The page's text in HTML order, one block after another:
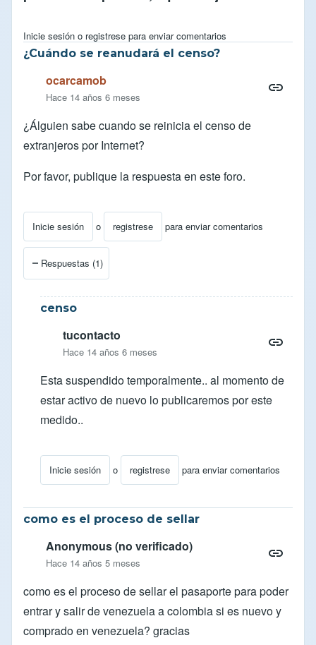
Inicie sesión o registrese para enviar comentarios
¿Cuándo se reanudará el censo?
ocarcamob
Hace 14 años 6 meses
¿Álguien sabe cuando se reinicia el censo de
extranjeros por Internet?
Por favor, publique la respuesta en este foro.
Inicie sesión o registrese para enviar comentarios
Respuestas (1)
censo
tucontacto
Hace 14 años 6 meses
Esta suspendido temporalmente.. al momento de
estar activo de nuevo lo publicaremos por este
medido..
Inicie sesión o registrese para enviar comentarios
En respuesta a ¿Cuándo se reanudará el censo?
como es el proceso de sellar
Anonymous (no verificado)
Hace 14 años 5 meses
como es el proceso de sellar el pasaporte para poder
entrar y salir de venezuela a colombia si es nuevo y
comprado en venezuela? gracias